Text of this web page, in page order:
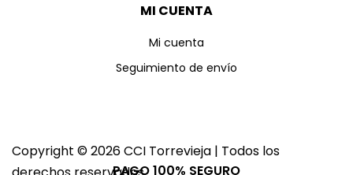
MI CUENTA
Mi cuenta
Seguimiento de envío
Copyright © 2026 CCI Torrevieja | Todos los
PAGO 100% SEGURO